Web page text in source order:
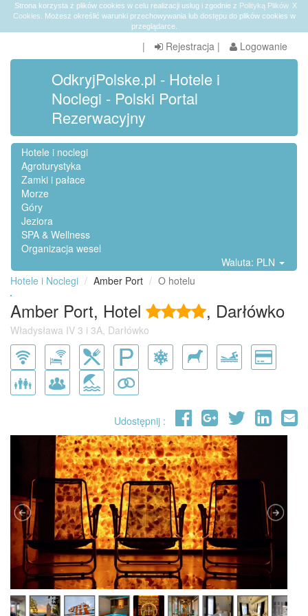
X
Strona korzysta z plików cookies w celu realizacji usług i zgodnie z Polityką Plików
Cookies . Możesz określić warunki przechowywania lub dostępu do plików cookies w
przeglądarce.
| Rejestracja | Logowanie
OdkryjPolske.pl - Hotele i
Noclegi - Polski Portal
Rezerwacyjny
Hotele i noclegi
Agroturystyka
Zamki i pałace
Morze
Góry
Jeziora
SPA & Wellness
Organizacja wesel
Waluta: PLN
Hotele i Noclegi
Amber Port O hotelu
Amber Port, Hotel , Darłówko
Władysława IV 3 i 3A, Darłówko
Udostępnij :